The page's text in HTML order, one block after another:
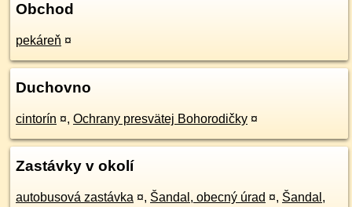
Obchod
pekáreň ¤
Duchovno
cintorín ¤, Ochrany presvätej Bohorodičky ¤
Zastávky v okolí
autobusová zastávka ¤, Šandal, obecný úrad ¤, Šandal,